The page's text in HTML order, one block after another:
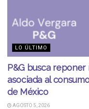
LO ÚLTIMO
P&G busca reponer
asociada al
de México
AGOSTO 5, 2026